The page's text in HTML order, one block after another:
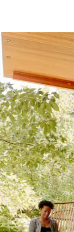
strelicama prema